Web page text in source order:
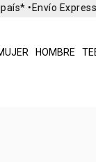
HOMBRE
•Envío Express